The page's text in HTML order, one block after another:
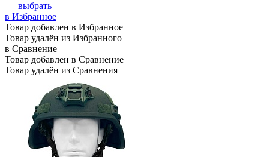
выбрать
в Избранное
Товар добавлен в Избранное
Товар удалён из Избранного
в Сравнение
Товар добавлен в Сравнение
Товар удалён из Сравнения